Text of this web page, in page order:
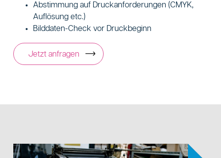
Abstimmung auf Druckanforderungen (CMYK,
Auflösung etc.)
Bilddaten-Check vor Druckbeginn
Jetzt anfragen